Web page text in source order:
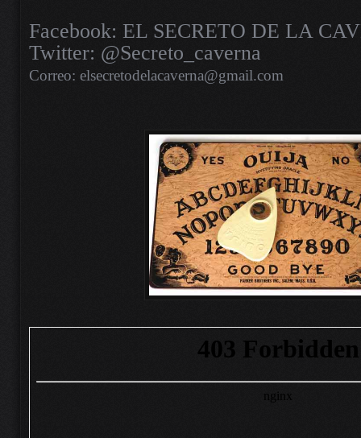
Facebook: EL SECRETO DE LA
Twitter: @Secreto_caverna
Correo: elsecretodelacaverna@gmail.com